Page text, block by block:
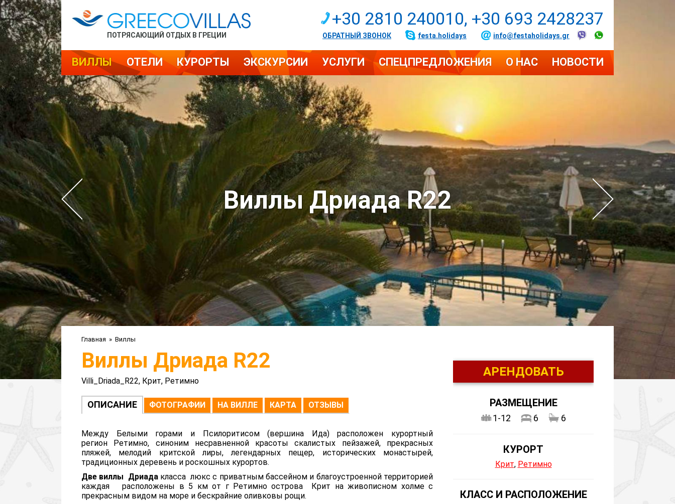
ПОТРЯСАЮЩИЙ ОТДЫХ В ГРЕЦИИ
+30 2810 240010, +30 693 2428237
ОБРАТНЫЙ ЗВОНОК festa.holidays info@festaholidays.gr
ВИЛЛЫ ОТЕЛИ КУРОРТЫ ЭКСКУРСИИ УСЛУГИ СПЕЦПРЕДЛОЖЕНИЯ О НАС НОВОСТИ
Виллы Дриада R22
Главная » Виллы
Виллы Дриада R22
Villi_Driada_R22, Крит, Ретимно
ОПИСАНИЕ ФОТОГРАФИИ НА ВИЛЛЕ КАРТА ОТЗЫВЫ
Между Белыми горами и Псилоритисом (вершина Ида) расположен курортный
регион Ретимно, синоним несравненной красоты скалистых пейзажей, прекрасных
пляжей, мелодий критской лиры, легендарных пещер, исторических монастырей,
традиционных деревень и роскошных курортов.
Две виллы Дриада класса люкс с приватным бассейном и благоустроенной территорией
каждая расположены в 5 км от г Ретимно острова Крит на живописном холме с
прекрасным видом на море и бескрайние оливковы рощи.
АРЕНДОВАТЬ
РАЗМЕЩЕНИЕ
1-12 6 6
КУРОРТ
Крит, Ретимно
КЛАСС И РАСПОЛОЖЕНИЕ